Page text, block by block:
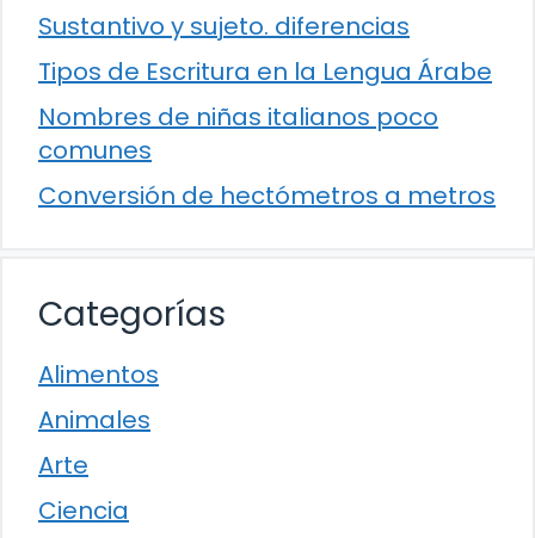
Sustantivo y sujeto. diferencias
Tipos de Escritura en la Lengua Árabe
Nombres de niñas italianos poco
comunes
Conversión de hectómetros a metros
Categorías
Alimentos
Animales
Arte
Ciencia